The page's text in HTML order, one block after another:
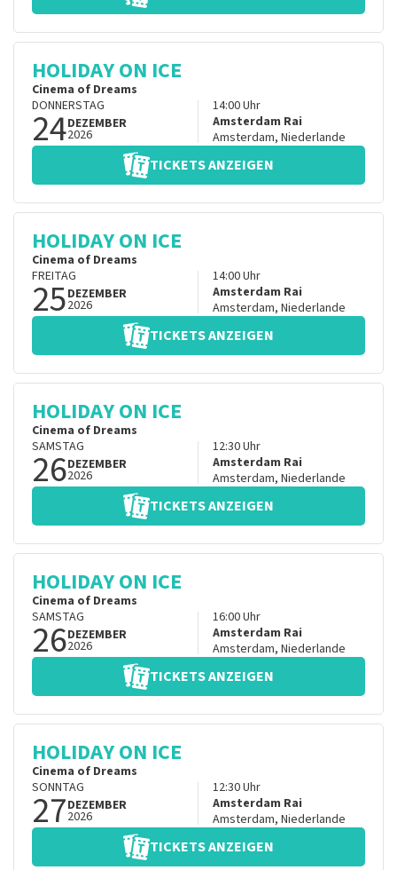
HOLIDAY ON ICE
Cinema of Dreams
DONNERSTAG
24DEZEMBER
2026
14:00Uhr
Amsterdam Rai
Amsterdam, Niederlande
TICKETS ANZEIGEN
HOLIDAY ON ICE
Cinema of Dreams
FREITAG
25DEZEMBER
2026
14:00Uhr
Amsterdam Rai
Amsterdam, Niederlande
TICKETS ANZEIGEN
HOLIDAY ON ICE
Cinema of Dreams
SAMSTAG
26DEZEMBER
2026
12:30Uhr
Amsterdam Rai
Amsterdam, Niederlande
TICKETS ANZEIGEN
HOLIDAY ON ICE
Cinema of Dreams
SAMSTAG
26DEZEMBER
2026
16:00Uhr
Amsterdam Rai
Amsterdam, Niederlande
TICKETS ANZEIGEN
HOLIDAY ON ICE
Cinema of Dreams
SONNTAG
27DEZEMBER
2026
12:30Uhr
Amsterdam Rai
Amsterdam, Niederlande
TICKETS ANZEIGEN